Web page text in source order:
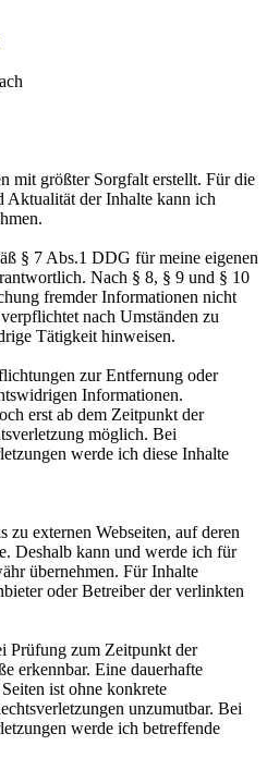
mit größter Sorgfalt erstellt. Für die
der Inhalte kann ich
§ 7 Abs.1 DDG für meine eigenen
Nach § 8, § 9 und § 10
fremder Informationen nicht
nach Umständen zu
Tätigkeit hinweisen.
zur Entfernung oder
Informationen.
erst ab dem Zeitpunkt der
möglich. Bei
werde ich diese Inhalte
externen Webseiten, auf deren
Deshalb kann und werde ich für
übernehmen. Für Inhalte
oder Betreiber der verlinkten
Prüfung zum Zeitpunkt der
erkennbar. Eine dauerhafte
ist ohne konkrete
unzumutbar. Bei
werde ich betreffende